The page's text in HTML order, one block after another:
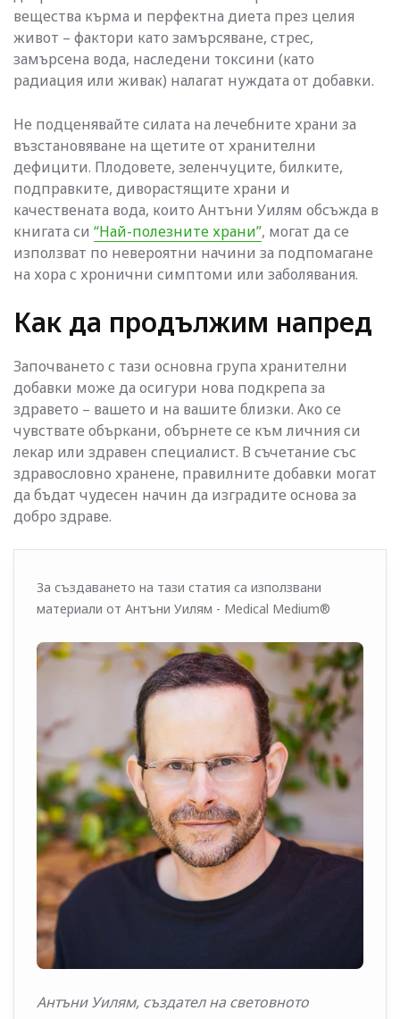
вещества кърма и перфектна диета през целия
живот – фактори като замърсяване, стрес,
замърсена вода, наследени токсини (като
радиация или живак) налагат нуждата от добавки.
Не подценявайте силата на лечебните храни за
възстановяване на щетите от хранителни
дефицити. Плодовете, зеленчуците, билките,
подправките, диворастящите храни и
качествената вода, които Антъни Уилям обсъжда в
книгата си “Най-полезните храни”, могат да се
използват по невероятни начини за подпомагане
на хора с хронични симптоми или заболявания.
Как да продължим напред
Започването с тази основна група хранителни
добавки може да осигури нова подкрепа за
здравето – вашето и на вашите близки. Ако се
чувствате объркани, обърнете се към личния си
лекар или здравен специалист. В съчетание със
здравословно хранене, правилните добавки могат
да бъдат чудесен начин да изградите основа за
добро здраве.
За създаването на тази статия са използвани
материали от Антъни Уилям - Medical Medium®
Антъни Уилям, създател на световното